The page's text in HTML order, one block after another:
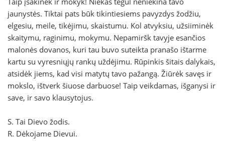
jaunystės. Tiktai pats būk tikintiesiems pavyzdys žodžiu,
elgesiu, meile, tikėjimu, skaistumu. Kol atvyksiu, užsiiminėk
skaitymu, raginimu, mokymu. Nepamiršk tavyje esančios
malonės dovanos, kuri tau buvo suteikta pranašo ištarme
kartu su vyresniųjų rankų uždėjimu. Rūpinkis šitais dalykais,
atsidėk jiems, kad visi matytų tavo pažangą. Žiūrėk savęs ir
mokslo, ištverk šiuose darbuose! Taip veikdamas, išganysi ir
save, ir savo klausytojus.
S. Tai Dievo žodis.
R. Dėkojame Dievui.